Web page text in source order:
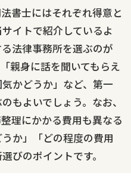
書士にはそれぞれ得意と
イトで紹介しているよ
法律事務所を選ぶのが
親身に話を聞いてもらえ
かどうか」など、第一
もよいでしょう。なお、
理にかかる費用も異なる
か」「どの程度の費用
びのポイントです。